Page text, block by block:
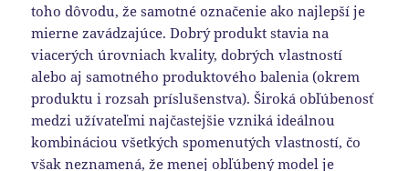
toho dôvodu, že samotné označenie ako najlepší je
mierne zavádzajúce. Dobrý produkt stavia na
viacerých úrovniach kvality, dobrých vlastností
alebo aj samotného produktového balenia (okrem
produktu i rozsah príslušenstva). Široká obľúbenosť
medzi užívateľmi najčastejšie vzniká ideálnou
kombináciou všetkých spomenutých vlastností, čo
však neznamená, že menej obľúbený model je